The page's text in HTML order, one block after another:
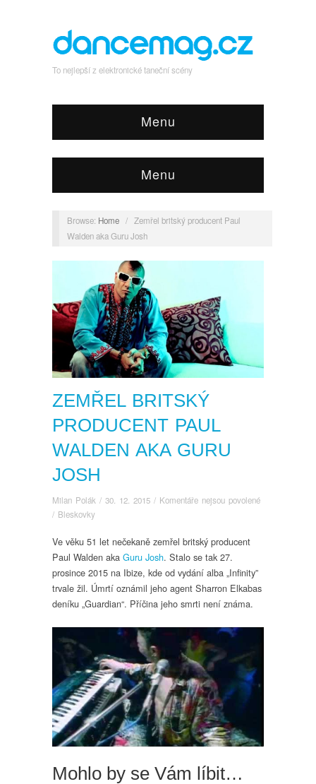
To nejlepší z elektronické taneční scény
Menu
Menu
Browse: Home / Zemřel britský producent Paul
Walden aka Guru Josh
ZEMŘEL BRITSKÝ
PRODUCENT PAUL
WALDEN AKA GURU
JOSH
Milan Polák / 30. 12. 2015 / Komentáře nejsou povolenéu
aka
/ Bleskovky
Ve věku 51 let nečekaně zemřel britský producent
Paul Walden aka Guru Josh. Stalo se tak 27.
prosince 2015 na Ibize, kde od vydání alba „Infinity”
trvale žil. Úmrtí oznámil jeho agent Sharron Elkabas
deníku „Guardian“. Příčina jeho smrti není známa.
Mohlo by se Vám líbit…